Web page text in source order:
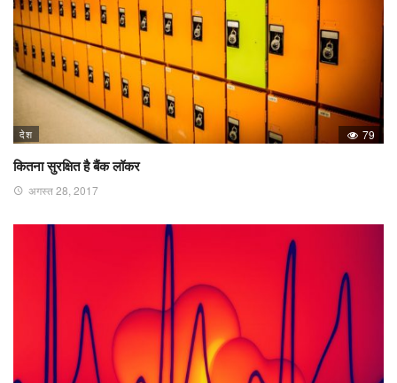
देश 79
कितना सुरक्षित है बैंक लॉकर
अगस्त 28, 2017